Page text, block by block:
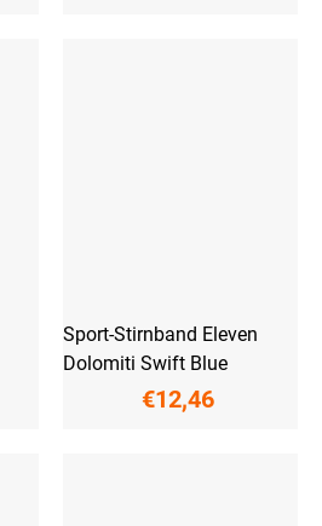
Sport-Stirnband Eleven
Dolomiti Swift Blue
€12,46